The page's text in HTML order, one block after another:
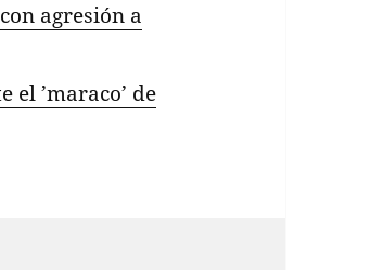
agresión a
’maraco’ de